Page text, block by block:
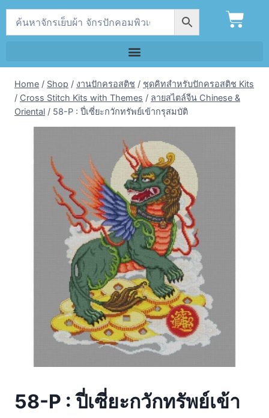
Home / Shop / งานปักครอสติช / ชุดคิทสำหรับปักครอสติช Kits
/ Cross Stitch Kits with Themes / ลายสไตล์จีน Chinese &
Oriental / 58-P : ปี่เซี่ยะกวักทรัพย์เข้ากรุสมบัติ
58-P : ปี่เซี่ยะกวักทรัพย์เข้า